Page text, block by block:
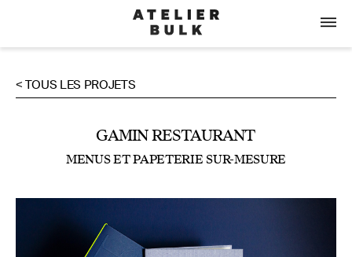
< TOUS LES PROJETS
GAMIN RESTAURANT
MENUS ET PAPETERIE SUR-MESURE